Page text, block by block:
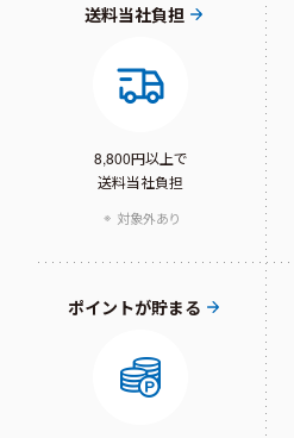
送料当社負担
8,800円以上で
送料当社負担
対象外あり
ポイントが貯まる